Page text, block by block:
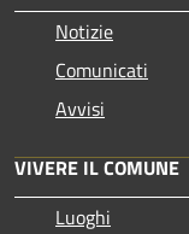
Notizie
Comunicati
Avvisi
VIVERE IL COMUNE
Luoghi